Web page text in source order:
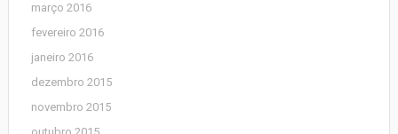
março 2016
fevereiro 2016
janeiro 2016
dezembro 2015
novembro 2015